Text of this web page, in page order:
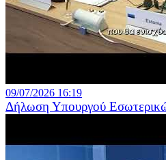
09/07/2026 16:19
Δήλωση Υπουργού